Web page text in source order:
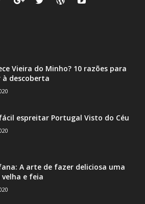
Vieira do Minho? 10 razões para
descoberta
espreitar Portugal Visto do Céu
A arte de fazer deliciosa uma
velha e feia